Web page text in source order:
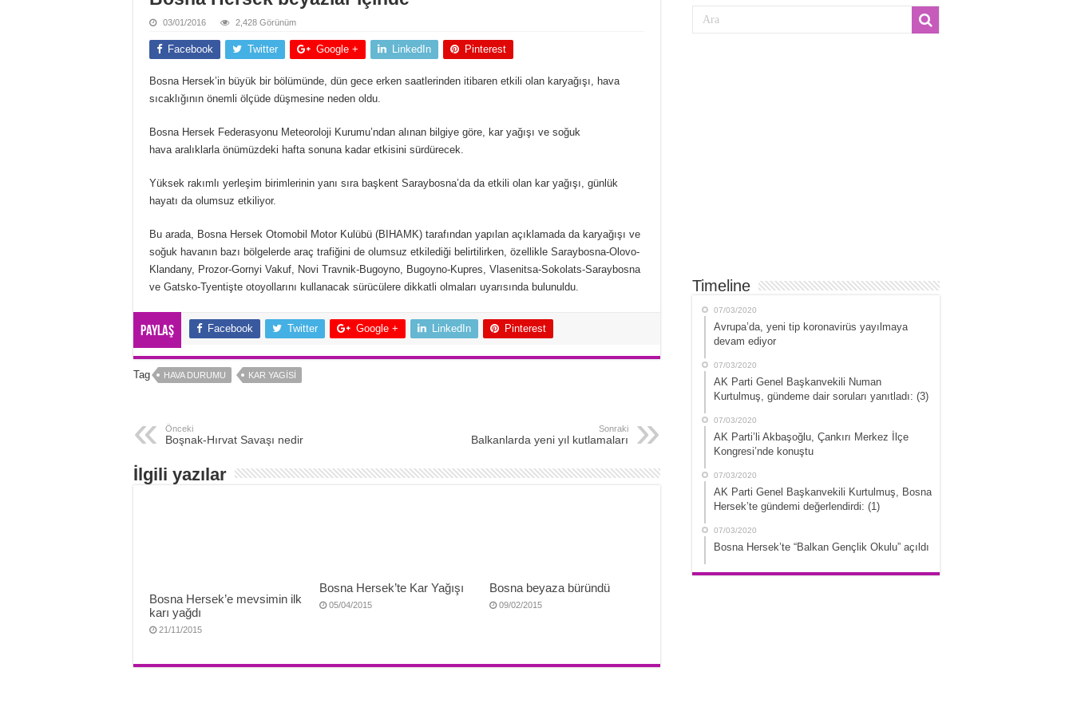
03/01/2016 2,428 Görünüm
Facebook Twitter Google + LinkedIn Pinterest
Bosna Hersek’in büyük bir bölümünde, dün gece erken saatlerinden itibaren etkili olan karyağışı, hava
sıcaklığının önemli ölçüde düşmesine neden oldu.
Bosna Hersek Federasyonu Meteoroloji Kurumu’ndan alınan bilgiye göre, kar yağışı ve soğuk
hava aralıklarla önümüzdeki hafta sonuna kadar etkisini sürdürecek.
Yüksek rakımlı yerleşim birimlerinin yanı sıra başkent Saraybosna’da da etkili olan kar yağışı, günlük
hayatı da olumsuz etkiliyor.
Bu arada, Bosna Hersek Otomobil Motor Kulübü (BIHAMK) tarafından yapılan açıklamada da karyağışı ve
soğuk havanın bazı bölgelerde araç trafiğini de olumsuz etkilediği belirtilirken, özellikle Saraybosna-Olovo-
Klandany, Prozor-Gornyi Vakuf, Novi Travnik-Bugoyno, Bugoyno-Kupres, Vlasenitsa-Sokolats-Saraybosna
ve Gatsko-Tyentişte otoyollarını kullanacak sürücülere dikkatli olmaları uyarısında bulunuldu.
Paylaş Facebook Twitter Google + LinkedIn Pinterest
Tag HAVA DURUMU KAR YAGISI
Önceki
Boşnak-Hırvat Savaşı nedir
Sonraki
Balkanlarda yeni yıl kutlamaları
İlgili yazılar
Bosna Hersek’e mevsimin ilk
karı yağdı
21/11/2015
Bosna Hersek’te Kar Yağışı
05/04/2015
Bosna beyaza büründü
09/02/2015
Timeline
07/03/2020
Avrupa’da, yeni tip koronavirüs yayılmaya
devam ediyor
07/03/2020
AK Parti Genel Başkanvekili Numan
Kurtulmuş, gündeme dair soruları yanıtladı: (3)
07/03/2020
AK Parti’li Akbaşoğlu, Çankırı Merkez İlçe
Kongresi’nde konuştu
07/03/2020
AK Parti Genel Başkanvekili Kurtulmuş, Bosna
Hersek’te gündemi değerlendirdi: (1)
07/03/2020
Bosna Hersek’te “Balkan Gençlik Okulu” açıldı